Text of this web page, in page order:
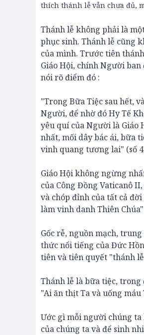
thích thánh lễ vẫn chưa đủ,
Thánh lễ không phải là
phục sinh. Thánh lễ cũng
của mình. Trước tiên
Giáo Hội, chính Người
nói rõ điểm đó :
"Trong Bữa Tiệc sau hết,
Người, để nhờ đó Hy Tế
yêu quí của Người là Giáo
nhất, mối dây bác ái, bữa
vinh quang tương lai" (số
Giáo Hội không ngừng
của Công Đồng Vaticanô
và chóp đỉnh của tất cả
làm vinh danh Thiên Chúa"
Gốc rễ, nguồn mạch,
thức nổi tiếng của Đức
tiên và tiên quyết "thánh
Thánh lễ là bữa tiệc, trong
"Ai ăn thịt Ta và uống máu
Ước gì mỗi người chúng ta
của chúng ta và để sinh